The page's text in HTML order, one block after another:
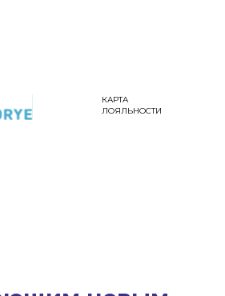
КАРТА
ЛОЯЛЬНОСТИ